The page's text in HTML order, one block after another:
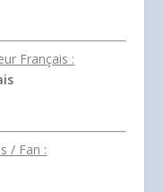
Français :
/ Fan :